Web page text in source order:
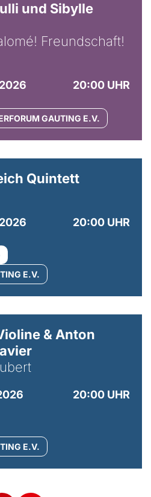
und Sibylle
Freundschaft!
20:00 UHR
GAUTING E.V.
Quintett
20:00 UHR
E.V.
& Anton
20:00 UHR
E.V.